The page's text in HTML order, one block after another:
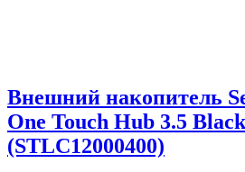
Внешний накопитель
One Touch Hub 3.5 Black
(STLC12000400)